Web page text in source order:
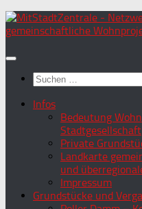
Zum
Inhalt
Suchen
nach:
Infos
Bedeutung
Stadtgesellschaft
Private
Landkarte
und
Impressum
Grundstücke und